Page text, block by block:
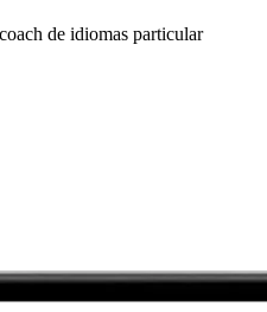
de idiomas particular